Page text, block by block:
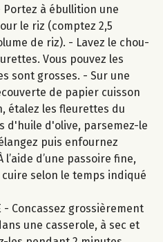
à ébullition une
le riz (comptez 2,5
de riz). - Lavez le chou-
Vous pouvez les
sont grosses. - Sur une
de papier cuisson
étalez les fleurettes du
d'huile d'olive, parsemez-le
puis enfournez
d’une passoire fine,
selon le temps indiqué
- Concassez grossièrement
une casserole, à sec et